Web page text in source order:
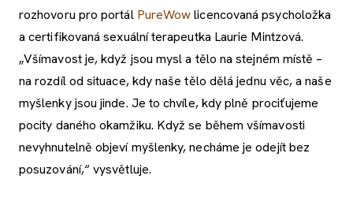
rozhovoru pro portál PureWowlicencovaná psycholožka
a certifikovaná sexuální terapeutka Laurie Mintzová.
„Všímavost je, když jsou mysl a tělo na stejném místě –
na rozdíl od situace, kdy naše tělo dělá jednu věc, a naše
myšlenky jsou jinde. Je to chvíle, kdy plně prociťujeme
pocity daného okamžiku. Když se během všímavosti
nevyhnutelně objeví myšlenky, necháme je odejít bez
posuzování,“ vysvětluje.